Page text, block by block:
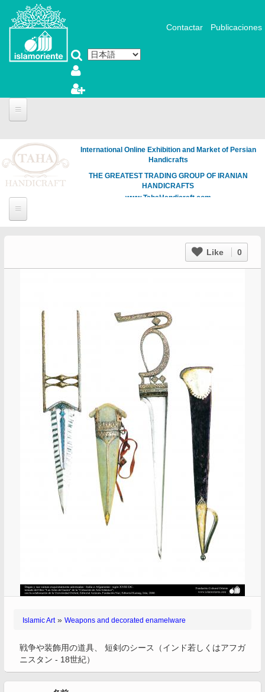
メインコンテンツに移動
Contactar Publicaciones
International Online Exhibition and Market of Persian
Handicrafts
THE GREATEST TRADING GROUP OF IRANIAN
HANDICRAFTS
www.TahaHandicraft.com
Like 0
Islamic Art» Weapons and decorated enamelware
戦争や装飾用の道具、 短剣のシース（インド若しくはアフガ
ニスタン - 18世紀）